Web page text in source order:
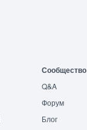
Сообщество
Q&A
Форум
Блог